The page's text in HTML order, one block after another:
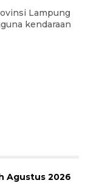
Lampung
kendaraan
Agustus 2026